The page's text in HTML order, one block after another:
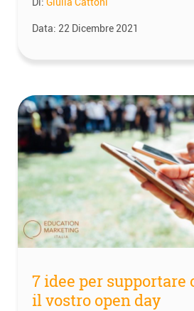
Data: 22 Dicembre 2021
7 idee per supportare
il vostro open day